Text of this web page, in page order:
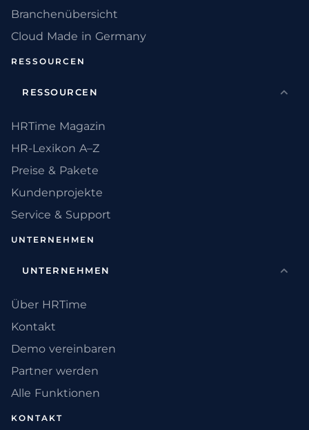
Branchenübersicht
Cloud Made in Germany
RESSOURCEN
RESSOURCEN
HRTime Magazin
HR-Lexikon A–Z
Preise & Pakete
Kundenprojekte
Service & Support
UNTERNEHMEN
UNTERNEHMEN
Über HRTime
Kontakt
Demo vereinbaren
Partner werden
Alle Funktionen
KONTAKT